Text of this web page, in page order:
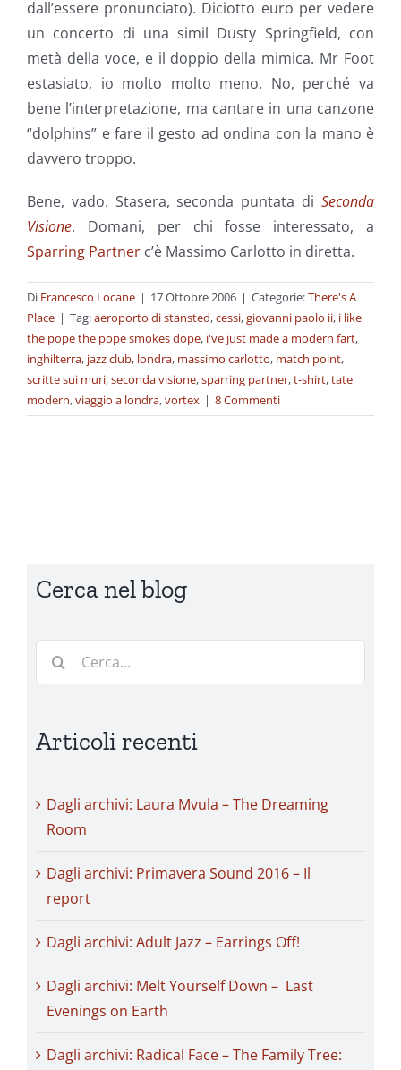
dall’essere pronunciato). Diciotto euro per vedere
un concerto di una simil Dusty Springfield, con
metà della voce, e il doppio della mimica. Mr Foot
estasiato, io molto molto meno. No, perché va
bene l’interpretazione, ma cantare in una canzone
“dolphins” e fare il gesto ad ondina con la mano è
davvero troppo.
Bene, vado. Stasera, seconda puntata di Seconda
Visione. Domani, per chi fosse interessato, a
Sparring Partner c’è Massimo Carlotto in diretta.
Di Francesco Locane | 17 Ottobre 2006 | Categorie:There's A
Place | Tag:aeroporto di stansted,cessi,giovanni paolo ii, i like
the pope the pope smokes dope, i've just made a modern fart,
inghilterra, jazz club, londra, massimo carlotto, match point,
scritte sui muri,seconda visione,sparring partner,t-shirt,tate
modern,viaggio a londra,vortex | 8 Commenti
Cerca nel blog
Cerca
Articoli recenti
Dagli archivi: Laura Mvula – The Dreaming
Room
Dagli archivi: Primavera Sound 2016 – Il
report
Dagli archivi: Adult Jazz – Earrings Off!
Dagli archivi: Melt Yourself Down – Last
Evenings on Earth
Dagli archivi: Radical Face – The Family Tree: